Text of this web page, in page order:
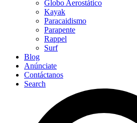
Globo Aerostático
Kayak
Paracaidismo
Parapente
Rappel
Surf
Blog
Anúnciate
Contáctanos
Search